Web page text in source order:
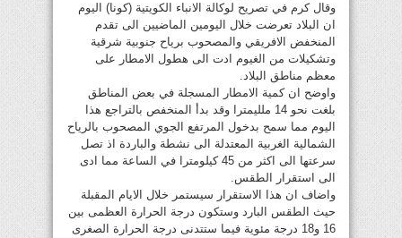
وقال كرم في تصريح لوكالة الانباء الكويتية (كونا) اليوم
ان البلاد تعرضت خلال اليومين الماضيين الى تقدم
المنخفض الافريقي والمصحوب برياح جنوبية شرقية
وتشكيلات من الغيوم ادت الى هطول الامطار على
معظم مناطق البلاد.
واوضح ان كمية الامطار المسجلة في بعض المناطق
بلغت نحو 14 ملليمترا وقد بدأ المنخفص بالتراجع هذا
اليوم مما سمح بدخول المرتفع الجوي المصحوب بالرياح
الشمالية الغربية المعتدلة الى نشطة والباردة اذ تصل
سرعتها الى اكثر من 45 كيلومترا في الساعة مما ادى
الى استقرار الطقس.
واضاف ان هذا الاستقرار سيستمر خلال الايام المقبلة
حيث الطقس البارد وستكون درجة الحرارة العظمى بين
16 و18 درجة مئوية فيما ستتدنى درجة الحرارة الصغرى